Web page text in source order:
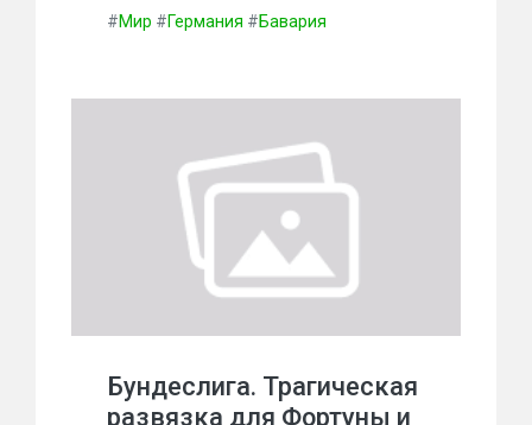
#Мир #Германия #Бавария
Бундеслига. Трагическая
развязка для Фортуны и